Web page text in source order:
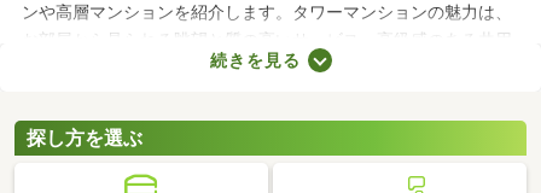
ンや高層マンションを紹介します。タワーマンションの魅力は、
お部屋から見られる眺望と質の高いサービス。高級感のある共用
スペースやコンシェルジュサービスが付属しているので、豊かな
ョンから、気に入る物件を見つけてくださいね。
続きを見る
探し方を選ぶ